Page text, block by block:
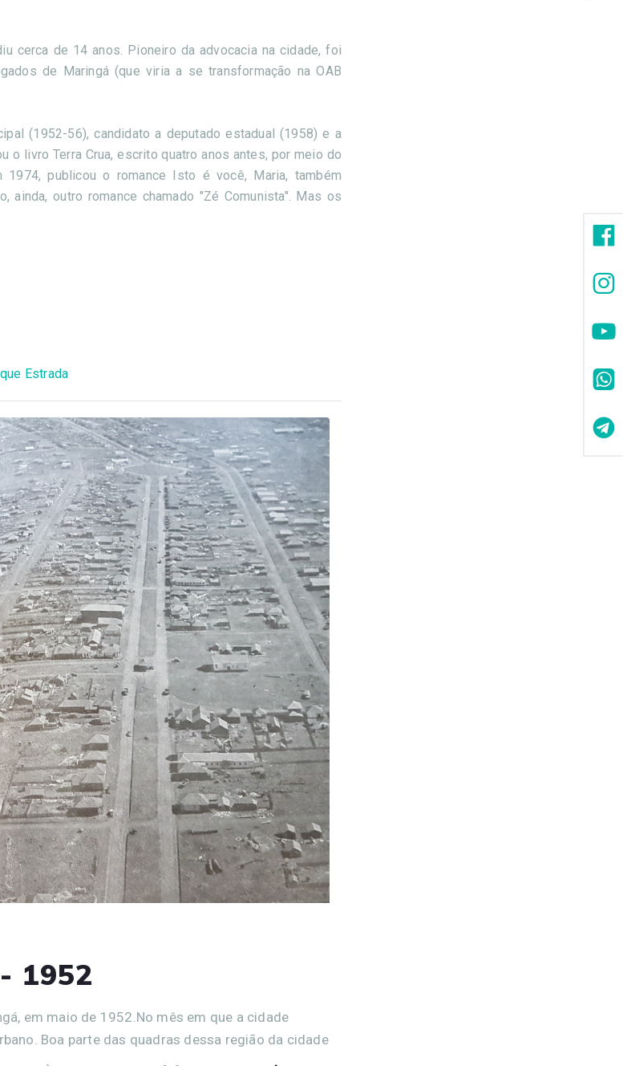
cerca de 14 anos. Pioneiro da advocacia na cidade, foi
de Maringá (que viria a se transformação na OAB
(1952-56), candidato a deputado estadual (1958) e a
o livro Terra Crua, escrito quatro anos antes, por meio do
publicou o romance Isto é você, Maria, também
outro romance chamado "Zé Comunista". Mas os
Estrada
1952
em maio de 1952.No mês em que a cidade
Boa parte das quadras dessa região da cidade